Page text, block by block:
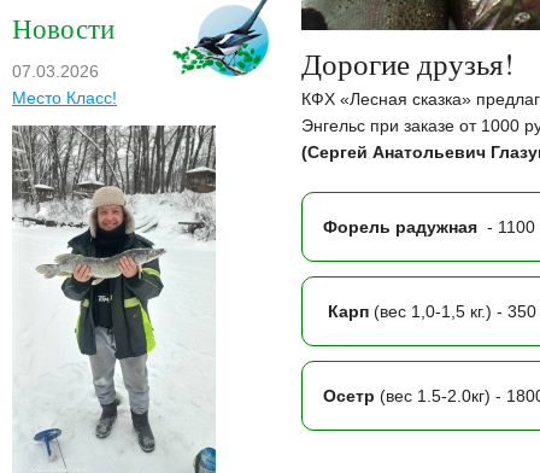
Новости
07.03.2026
Место Класс!
Дорогие друзья!
КФХ «Лесная сказка»
Энгельс при заказе от 1000
(Сергей Анатольевич
Форель радужная - 1100
Карп (вес 1,0-1,5 кг.) - 350
Осетр (вес 1.5-2.0кг) -